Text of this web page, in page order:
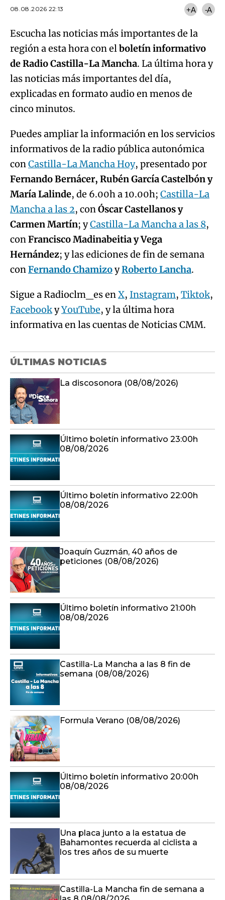
08.08.2026 22:13
+A -A
Escucha las noticias más importantes de la
región a esta hora con elboletín informativo
de Radio Castilla-La Mancha. La última hora y
las noticias más importantes del día,
explicadas en formato audio en menos de
cinco minutos.
Puedes ampliar la información en los servicios
informativos de la radio pública autonómica
conCastilla-La Mancha Hoy, presentado por
Fernando Bernácer, Rubén García Castelbón y
María Lalinde, de 6.00h a 10.00h; Castilla-La
Mancha a las 2, conÓscar Castellanos y
Carmen Martín; yCastilla-La Mancha a las 8,
conFrancisco Madinabeitia y Vega
Hernández; y las ediciones de fin de semana
conFernando ChamizoyRoberto Lancha.
Sigue a Radioclm_es enX, Instagram, Tiktok,
FacebookyYouTube, y la última hora
informativa en las cuentas de Noticias CMM.
ÚLTIMAS NOTICIAS
La discosonora (08/08/2026)
Último boletín informativo 23:00h
08/08/2026
Último boletín informativo 22:00h
08/08/2026
Joaquín Guzmán, 40 años de
peticiones (08/08/2026)
Último boletín informativo 21:00h
08/08/2026
Castilla-La Mancha a las 8 fin de
semana (08/08/2026)
Formula Verano (08/08/2026)
Último boletín informativo 20:00h
08/08/2026
Una placa junto a la estatua de
Bahamontes recuerda al ciclista a
los tres años de su muerte
Castilla-La Mancha fin de semana a